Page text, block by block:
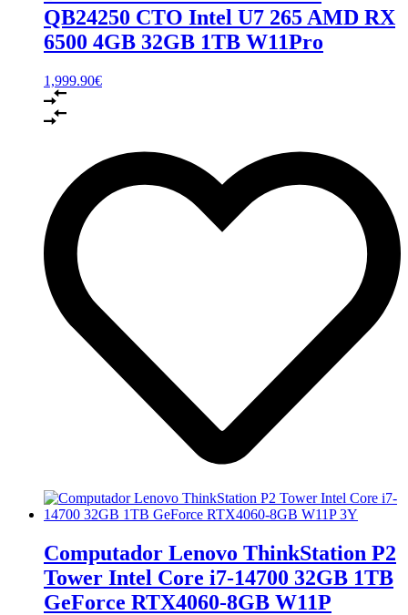
QB24250 CTO Intel U7 265 AMD RX
6500 4GB 32GB 1TB W11Pro
1,999.90€
Computador Lenovo ThinkStation P2
Tower Intel Core i7-14700 32GB 1TB
GeForce RTX4060-8GB W11P